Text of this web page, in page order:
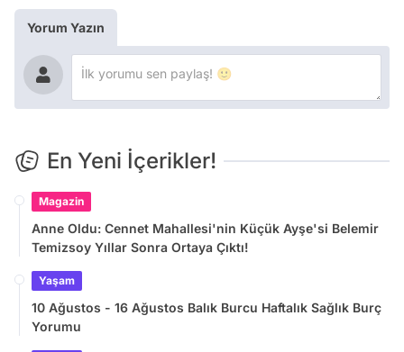
Yorum Yazın
En Yeni İçerikler!
Magazin
Anne Oldu: Cennet Mahallesi'nin Küçük Ayşe'si Belemir
Temizsoy Yıllar Sonra Ortaya Çıktı!
Yaşam
10 Ağustos - 16 Ağustos Balık Burcu Haftalık Sağlık Burç
Yorumu